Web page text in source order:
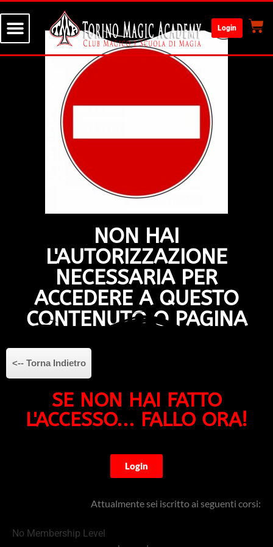
Login
NON HAI
L'AUTORIZZAZIONE
NECESSARIA PER
ACCEDERE A QUESTO
CONTENUTO O PAGINA
<-- Torna Indietro
SE NON HAI FATTO
L'ACCESSO... FALLO ORA!
Login
Attualmente sei iscritto ai seguenti corsi:
No Membership Level​